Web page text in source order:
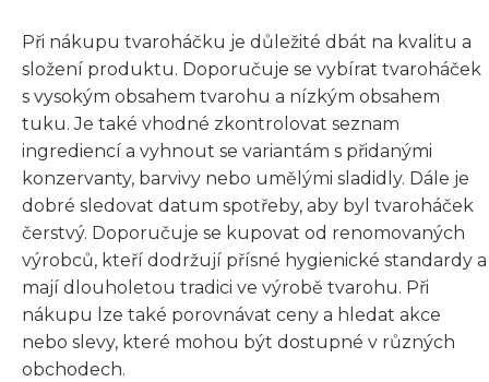
Při nákupu tvaroháčku je důležité dbát na kvalitu a
složení produktu. Doporučuje se vybírat tvaroháček
s vysokým obsahem tvarohu a nízkým obsahem
tuku. Je také vhodné zkontrolovat seznam
ingrediencí a vyhnout se variantám s přidanými
konzervanty, barvivy nebo umělými sladidly. Dále je
dobré sledovat datum spotřeby, aby byl tvaroháček
čerstvý. Doporučuje se kupovat od renomovaných
výrobců, kteří dodržují přísné hygienické standardy a
mají dlouholetou tradici ve výrobě tvarohu. Při
nákupu lze také porovnávat ceny a hledat akce
nebo slevy, které mohou být dostupné v různých
obchodech.